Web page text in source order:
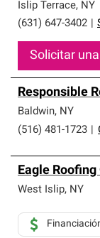
Islip Terrace, NY
(631) 647-3402
Solicitar
Responsible
Baldwin, NY
(516) 481-1723
Eagle
West Islip, NY